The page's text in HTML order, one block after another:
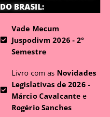
DO BRASIL:
Vade Mecum
Juspodivm 2026 - 2º
Semestre
Livro com as Novidades
Legislativas de 2026 -
Márcio Cavalcante e
Rogério Sanches